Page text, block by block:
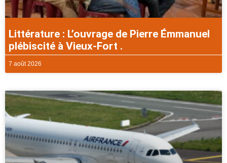
Littérature : L’ouvrage de Pierre Émmanuel
plébiscité à Vieux-Fort .
7 août 2026